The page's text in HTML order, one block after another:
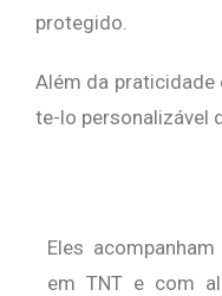
protegido.
Além da praticidade
te-lo personalizável
Eles
em TNT e com